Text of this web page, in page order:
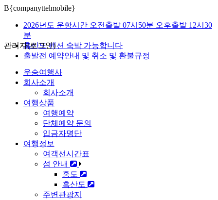
B{companyttelmobile}
2026년도 운항시간 오전출발 07시50분 오후출발 12시30
분
흑산도 펜션 숙박 가능합니다
출발전 예약안내 및 취소 및 환불규정
관리자(로그인)
우승여행사
회사소개
회사소개
여행상품
여행예약
단체예약 문의
입금자명단
여행정보
여객선시간표
섬 안내
홍도
흑산도
주변관광지